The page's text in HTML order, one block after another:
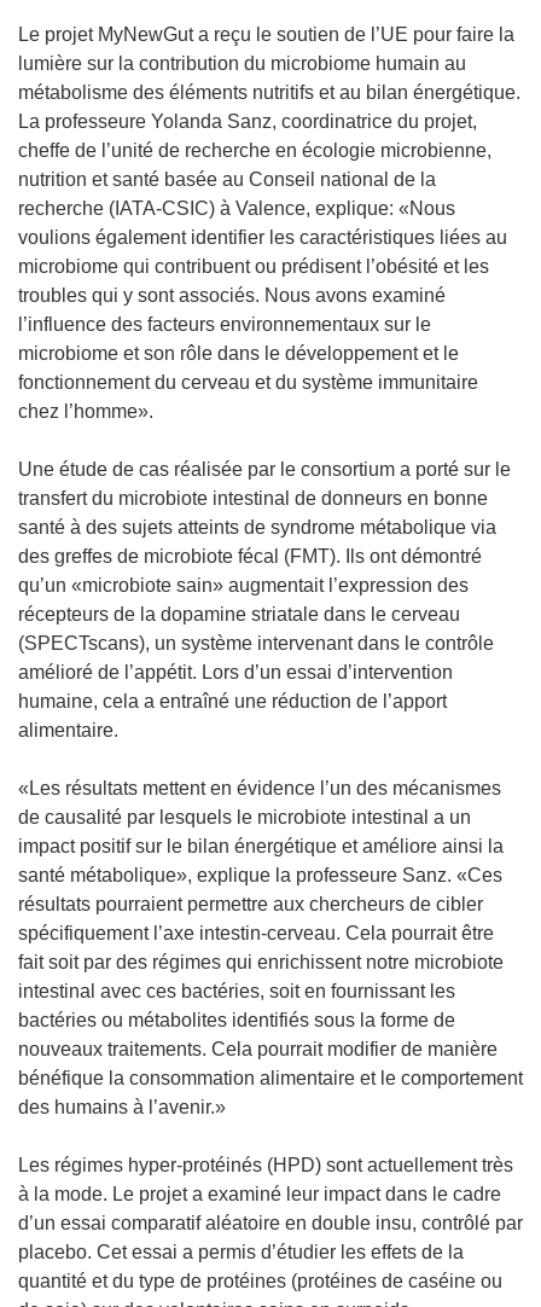
Le projet MyNewGut a reçu le soutien de l’UE pour faire la
lumière sur la contribution du microbiome humain au
métabolisme des éléments nutritifs et au bilan énergétique.
La professeure Yolanda Sanz, coordinatrice du projet,
cheffe de l’unité de recherche en écologie microbienne,
nutrition et santé basée au Conseil national de la
recherche (IATA-CSIC) à Valence, explique: «Nous
voulions également identifier les caractéristiques liées au
microbiome qui contribuent ou prédisent l’obésité et les
troubles qui y sont associés. Nous avons examiné
l’influence des facteurs environnementaux sur le
microbiome et son rôle dans le développement et le
fonctionnement du cerveau et du système immunitaire
chez l’homme».
Une étude de cas réalisée par le consortium a porté sur le
transfert du microbiote intestinal de donneurs en bonne
santé à des sujets atteints de syndrome métabolique via
des greffes de microbiote fécal (FMT). Ils ont démontré
qu’un «microbiote sain» augmentait l’expression des
récepteurs de la dopamine striatale dans le cerveau
(SPECTscans), un système intervenant dans le contrôle
amélioré de l’appétit. Lors d’un essai d’intervention
humaine, cela a entraîné une réduction de l’apport
alimentaire.
«Les résultats mettent en évidence l’un des mécanismes
de causalité par lesquels le microbiote intestinal a un
impact positif sur le bilan énergétique et améliore ainsi la
santé métabolique», explique la professeure Sanz. «Ces
résultats pourraient permettre aux chercheurs de cibler
spécifiquement l’axe intestin-cerveau. Cela pourrait être
fait soit par des régimes qui enrichissent notre microbiote
intestinal avec ces bactéries, soit en fournissant les
bactéries ou métabolites identifiés sous la forme de
nouveaux traitements. Cela pourrait modifier de manière
bénéfique la consommation alimentaire et le comportement
des humains à l’avenir.»
Les régimes hyper-protéinés (HPD) sont actuellement très
à la mode. Le projet a examiné leur impact dans le cadre
d’un essai comparatif aléatoire en double insu, contrôlé par
placebo. Cet essai a permis d’étudier les effets de la
quantité et du type de protéines (protéines de caséine ou